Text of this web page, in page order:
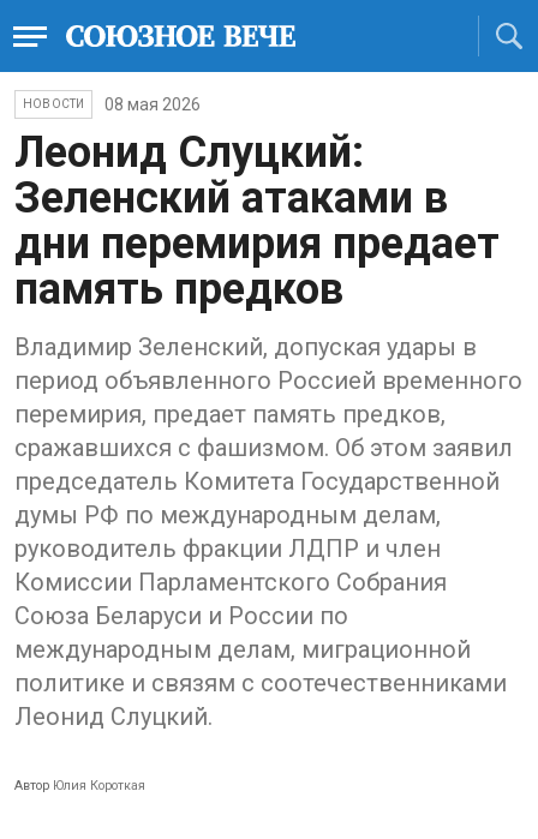
НОВОСТИ 08 мая 2026
Леонид Слуцкий:
Зеленский атаками в
дни перемирия предает
память предков
Владимир Зеленский, допуская удары в
период объявленного Россией временного
перемирия, предает память предков,
сражавшихся с фашизмом. Об этом заявил
председатель Комитета Государственной
думы РФ по международным делам,
руководитель фракции ЛДПР и член
Комиссии Парламентского Собрания
Союза Беларуси и России по
международным делам, миграционной
политике и связям с соотечественниками
Леонид Слуцкий.
Автор Юлия Короткая